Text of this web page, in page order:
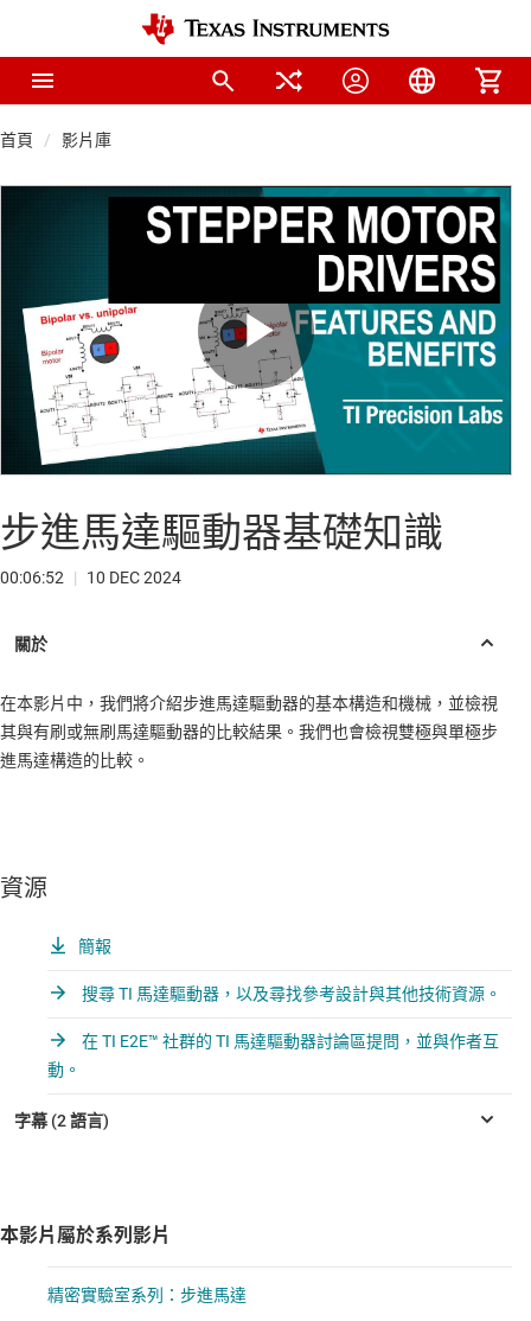
首頁 影片庫
Play
Video
步進馬達驅動器基礎知識
00:06:52 | 10 DEC 2024
在本影片中，我們將介紹步進馬達驅動器的基本構造和機械，並檢視
其與有刷或無刷馬達驅動器的比較結果。我們也會檢視雙極與單極步
進馬達構造的比較。
資源
簡報
搜尋 TI 馬達驅動器，以及尋找參考設計與其他技術資源。
在 TI E2E™ 社群的 TI 馬達驅動器討論區提問，並與作者互
動。
本影片屬於系列影片
精密實驗室系列：步進馬達